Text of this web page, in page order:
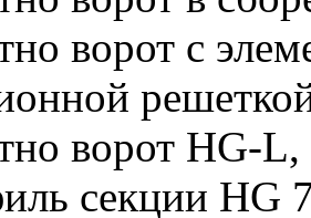
ворот с
ворот HG-L,
секции HG